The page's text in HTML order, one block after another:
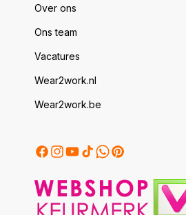
Over ons
Ons team
Vacatures
Wear2work.nl
Wear2work.be
Facebook
Instagram
YouTube
TikTokTwitterPinterest